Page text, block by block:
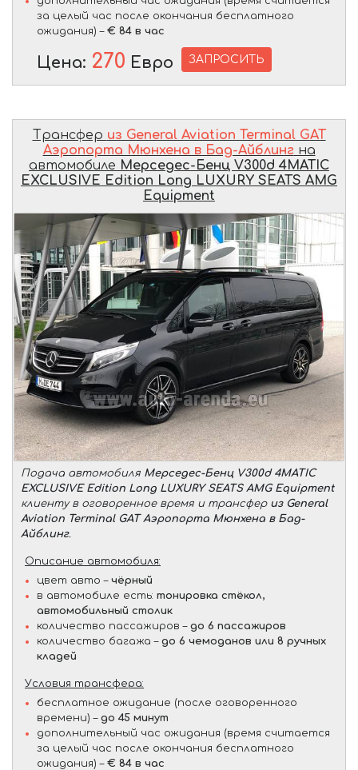
за целый час после окончания бесплатного
ожидания) – € 84 в час
Цена: 270 Евро ЗАПРОСИТЬ
Трансфер из General Aviation Terminal GAT
Аэропорта Мюнхена в Бад-Айблинг на
автомобиле Мерседес-Бенц V300d 4MATIC
EXCLUSIVE Edition Long LUXURY SEATS AMG
Equipment
Подача автомобиля Мерседес-Бенц V300d 4MATIC
EXCLUSIVE Edition Long LUXURY SEATS AMG Equipment
клиенту в оговоренное время и трансфер из General
Aviation Terminal GAT Аэропорта Мюнхена в Бад-
Айблинг.
Описание автомобиля:
цвет авто – чёрный
в автомобиле есть: тонировка стёкол,
автомобильный столик
количество пассажиров – до 6 пассажиров
количество багажа – до 6 чемоданов или 8 ручных
кладей
Условия трансфера:
бесплатное ожидание (после оговоренного
времени) – до 45 минут
дополнительный час ожидания (время считается
за целый час после окончания бесплатного
ожидания) – € 84 в час